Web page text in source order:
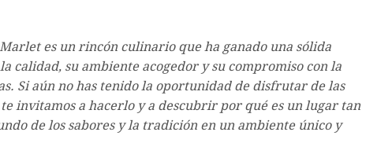
es un rincón culinario que ha ganado una sólida
calidad, su ambiente acogedor y su compromiso con la
Si aún no has tenido la oportunidad de disfrutar de las
invitamos a hacerlo y a descubrir por qué es un lugar tan
de los sabores y la tradición en un ambiente único y